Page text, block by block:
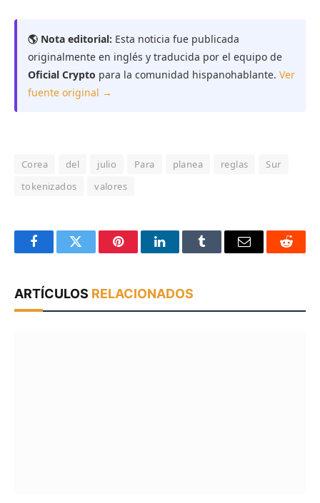
🌎 Nota editorial: Esta noticia fue publicada
originalmente en inglés y traducida por el equipo de
Oficial Crypto para la comunidad hispanohablante. Ver
fuente original →
Corea del julio Para planea reglas
Sur
tokenizados
valores
FacebookTwitter PinterestLinkedInTumblr Email Reddit
ARTÍCULOS RELACIONADOS